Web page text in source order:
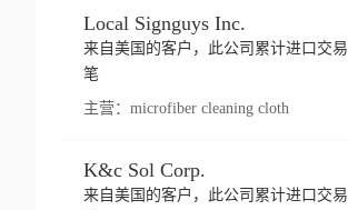
Local Signguys Inc.
来自美国的客户，此公司累计进口交易
笔
主营： microfiber cleaning cloth
K&c Sol Corp.
来自美国的客户，此公司累计进口交易